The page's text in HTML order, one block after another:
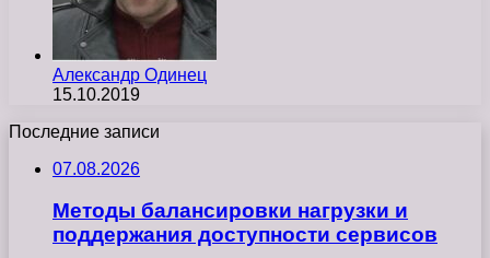
Александр Одинец
15.10.2019
Последние записи
07.08.2026
Методы балансировки нагрузки и
поддержания доступности сервисов